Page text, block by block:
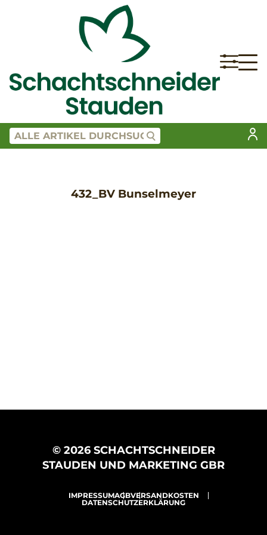
432_BV Bunselmeyer
© 2026 SCHACHTSCHNEIDER
STAUDEN UND MARKETING GBR
IMPRESSUMAGBVERSANDKOSTEN
DATENSCHUTZERKLÄRUNG